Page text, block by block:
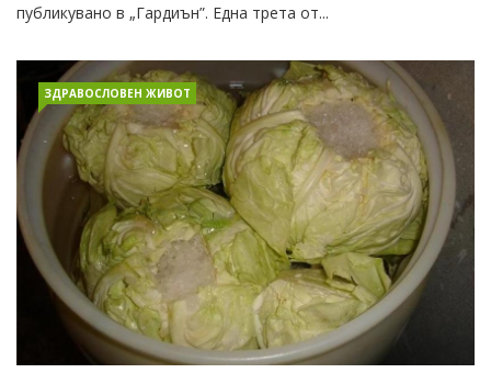
публикувано в „Гардиън”. Една трета от...
ЗДРАВОСЛОВЕН ЖИВОТ